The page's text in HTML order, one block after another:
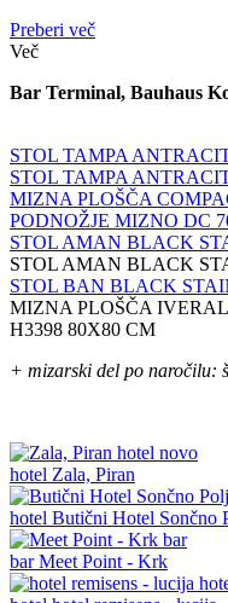
Preberi več
Več
Bar Terminal, Bauhaus
STOL TAMPA
STOL TAMPA
MIZNA PLOŠČA
PODNOŽJE MIZNO DC
STOL AMAN BLACK
STOL AMAN BLACK
STOL BAN BLACK
MIZNA PLOŠČA
H3398 80X80 CM
+ mizarski del po naročilu:
novo
hotel Zala, Piran
hotel Butični Hotel Sončno
barMeet Point - Krk